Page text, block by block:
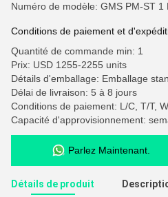
Numéro de modèle: GMS PM-ST 1
Conditions de paiement et
Quantité de commande min: 1
Prix: USD 1255-2255 units
Détails d'emballage: Emballage
Délai de livraison: 5 à 8 jours
Conditions de paiement: L/C, T/T,
Capacité d'approvisionnement:
Parlez Maintenant.
Détails de produit